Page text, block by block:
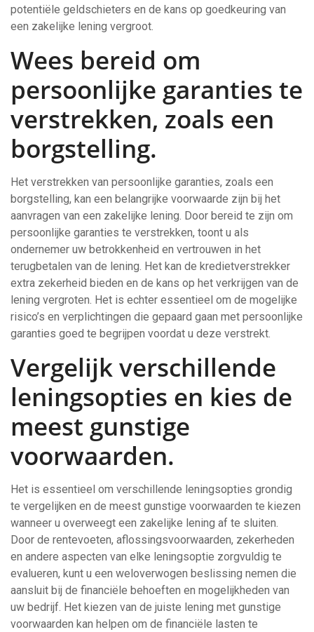
potentiële geldschieters en de kans op goedkeuring van
een zakelijke lening vergroot.
Wees bereid om
persoonlijke garanties te
verstrekken, zoals een
borgstelling.
Het verstrekken van persoonlijke garanties, zoals een
borgstelling, kan een belangrijke voorwaarde zijn bij het
aanvragen van een zakelijke lening. Door bereid te zijn om
persoonlijke garanties te verstrekken, toont u als
ondernemer uw betrokkenheid en vertrouwen in het
terugbetalen van de lening. Het kan de kredietverstrekker
extra zekerheid bieden en de kans op het verkrijgen van de
lening vergroten. Het is echter essentieel om de mogelijke
risico’s en verplichtingen die gepaard gaan met persoonlijke
garanties goed te begrijpen voordat u deze verstrekt.
Vergelijk verschillende
leningsopties en kies de
meest gunstige
voorwaarden.
Het is essentieel om verschillende leningsopties grondig
te vergelijken en de meest gunstige voorwaarden te kiezen
wanneer u overweegt een zakelijke lening af te sluiten.
Door de rentevoeten, aflossingsvoorwaarden, zekerheden
en andere aspecten van elke leningsoptie zorgvuldig te
evalueren, kunt u een weloverwogen beslissing nemen die
aansluit bij de financiële behoeften en mogelijkheden van
uw bedrijf. Het kiezen van de juiste lening met gunstige
voorwaarden kan helpen om de financiële lasten te